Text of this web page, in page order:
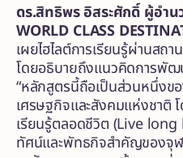
ดร.สิทธิพร อิสระศักดิ์ ผู้อำน
WORLD CLASS
เผยไฮไลต์การเรียนรู้ผ่านสถ
โดยอธิบายถึงแนวคิดการพั
“หลักสูตรนี้ถือเป็นส่วนหนึ่ง
เศรษฐกิจและสังคมแห่งชาติ
เรียนรู้ตลอดชีวิต (Live
ทัศน์และพัทธกิจสำคัญของจุ